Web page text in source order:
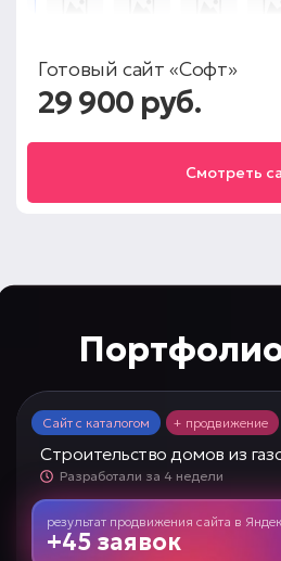
Готовый сайт «Софт»
29 900 руб.
Смотреть
Сайт с каталогом + продвижение
Строительство домов из
Разработали за 4 недели
результат продвижения сайта в
+45 заявок